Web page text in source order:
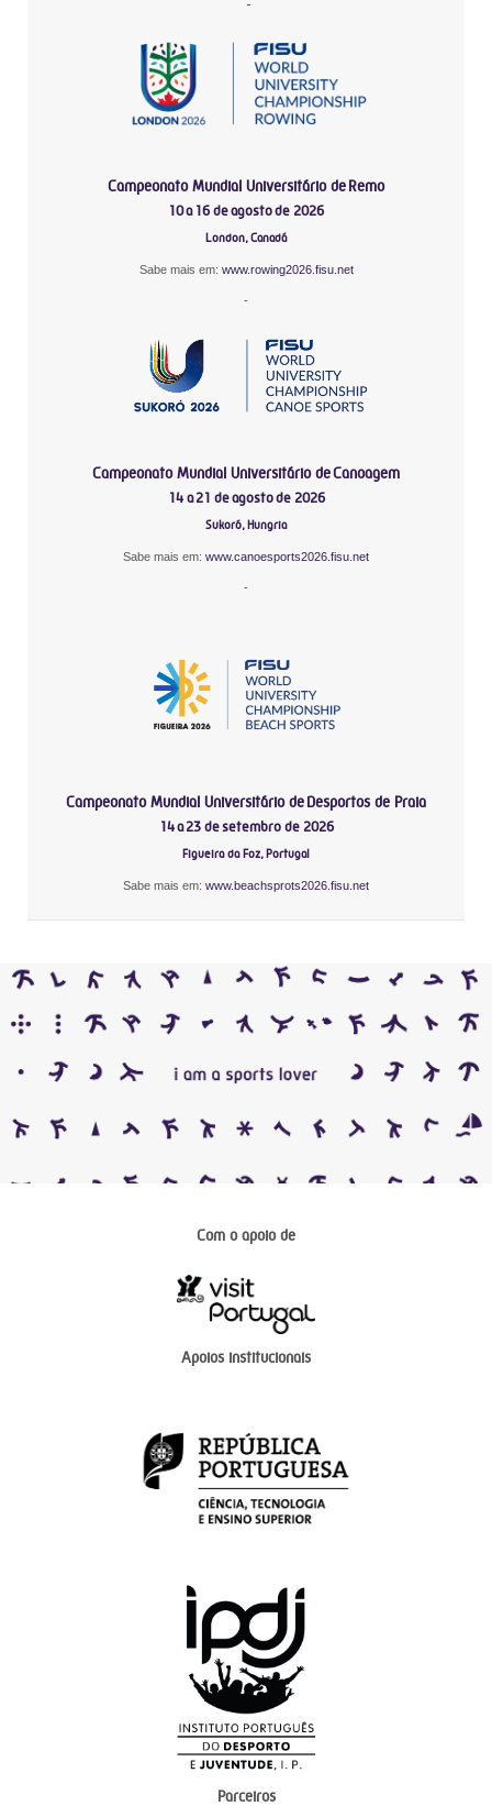
Campeonato Mundial Universitário de Remo
10 a 16 de agosto de 2026
London, Canadá
Sabe mais em: www.rowing2026.fisu.net
-
Campeonato Mundial Universitário de Canoagem
14 a 21 de agosto de 2026
Sukoró, Hungria
Sabe mais em: www.canoesports2026.fisu.net
-
Campeonato Mundial Universitário de Desportos de Praia
14 a 23 de setembro de 2026
Figueira da Foz, Portugal
Sabe mais em: www.beachsprots2026.fisu.net
Com o apoio de
Apoios institucionais
Parceiros